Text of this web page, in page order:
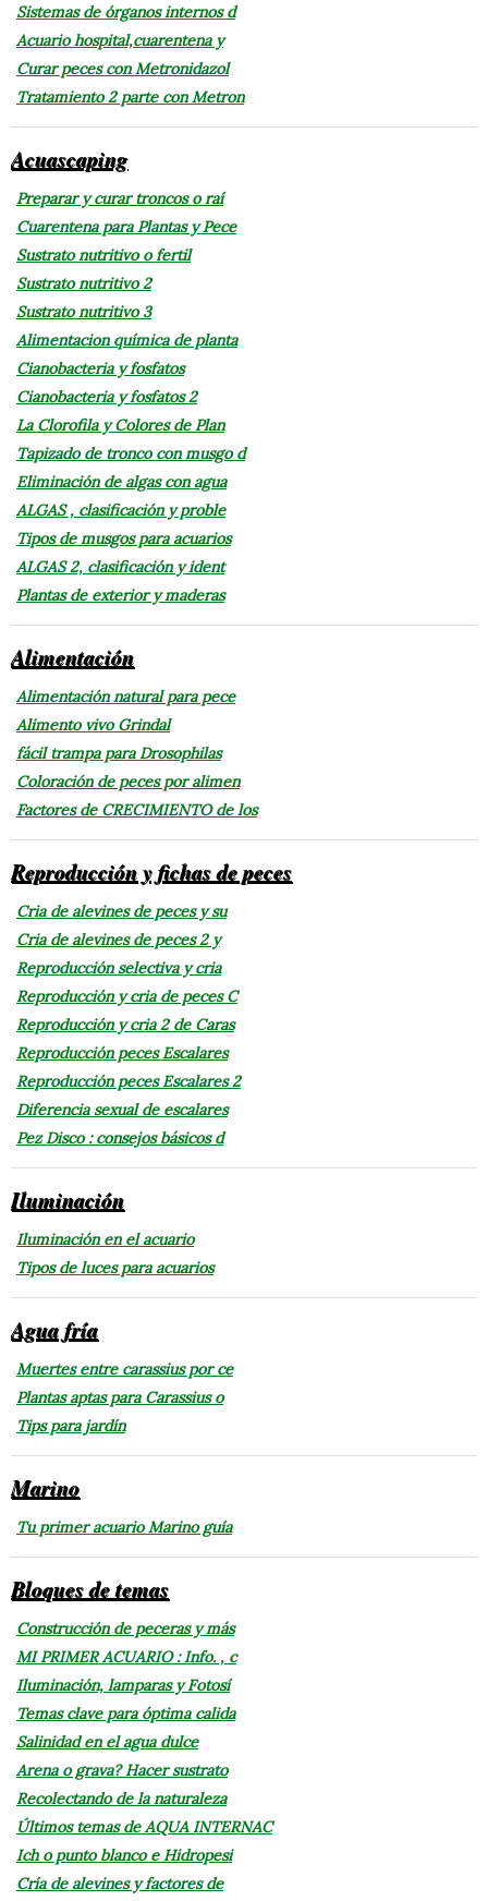
Sistemas de órganos internos d
Acuario hospital,cuarentena y
Curar peces con Metronidazol
Tratamiento 2 parte con Metron
Acuascaping
Preparar y curar troncos o raí
Cuarentena para Plantas y Pece
Sustrato nutritivo o fertil
Sustrato nutritivo 2
Sustrato nutritivo 3
Alimentacion química de planta
Cianobacteria y fosfatos
Cianobacteria y fosfatos 2
La Clorofila y Colores de Plan
Tapizado de tronco con musgo d
Eliminación de algas con agua
ALGAS , clasificación y proble
Tipos de musgos para acuarios
ALGAS 2, clasificación y ident
Plantas de exterior y maderas
Alimentación
Alimentación natural para pece
Alimento vivo Grindal
fácil trampa para Drosophilas
Coloración de peces por alimen
Factores de CRECIMIENTO de los
Reproducción y fichas de peces
Cria de alevines de peces y su
Cria de alevines de peces 2 y
Reproducción selectiva y cria
Reproducción y cria de peces C
Reproducción y cria 2 de Caras
Reproducción peces Escalares
Reproducción peces Escalares 2
Diferencia sexual de escalares
Pez Disco : consejos básicos d
Iluminación
Iluminación en el acuario
Tipos de luces para acuarios
Agua fría
Muertes entre carassius por ce
Plantas aptas para Carassius o
Tips para jardín
Marino
Tu primer acuario Marino guía
Bloques de temas
Construcción de peceras y más
MI PRIMER ACUARIO : Info. , c
Iluminación, lamparas y Fotosí
Temas clave para óptima calida
Salinidad en el agua dulce
Arena o grava? Hacer sustrato
Recolectando de la naturaleza
Últimos temas de AQUA INTERNAC
Ich o punto blanco e Hidropesi
Cría de alevines y factores de